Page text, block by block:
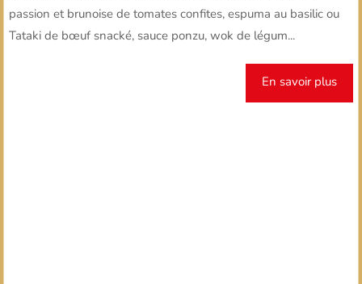
passion et brunoise de tomates confites, espuma au basilic ou
Tataki de bœuf snacké, sauce ponzu, wok de légum...
En savoir plus